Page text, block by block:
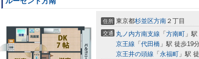
住所 東京都杉並区方南 ２丁目
交通 丸ノ内方南支線 「 方南町 」
京王線 「 代田橋 」駅 徒歩19分
京王井の頭線 「 永福町 」駅